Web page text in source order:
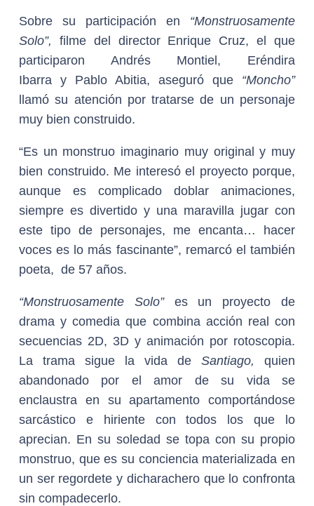
Sobre su participación en “Monstruosamente
Solo”, filme del director Enrique Cruz, el que
participaron Andrés Montiel, Eréndira
Ibarra y Pablo Abitia, aseguró que “Moncho”
llamó su atención por tratarse de un personaje
muy bien construido.
“Es un monstruo imaginario muy original y muy
bien construido. Me interesó el proyecto porque,
aunque es complicado doblar animaciones,
siempre es divertido y una maravilla jugar con
este tipo de personajes, me encanta… hacer
voces es lo más fascinante”, remarcó el también
poeta, de 57 años.
“Monstruosamente Solo” es un proyecto de
drama y comedia que combina acción real con
secuencias 2D, 3D y animación por rotoscopia.
La trama sigue la vida de Santiago, quien
abandonado por el amor de su vida se
enclaustra en su apartamento comportándose
sarcástico e hiriente con todos los que lo
aprecian. En su soledad se topa con su propio
monstruo, que es su conciencia materializada en
un ser regordete y dicharachero que lo confronta
sin compadecerlo.